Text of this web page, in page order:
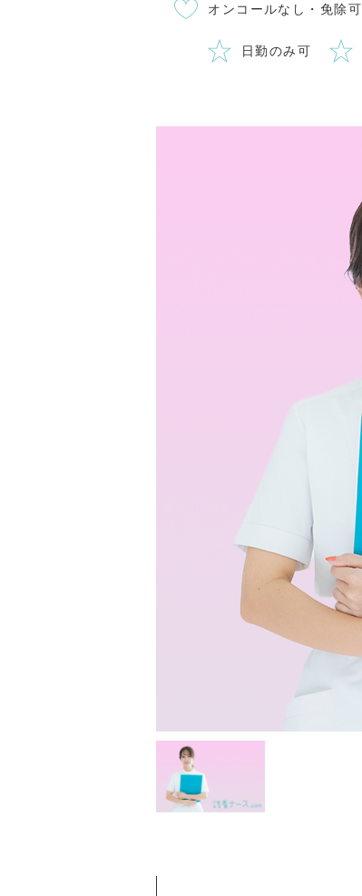
オンコールなし・免除可
日勤のみ可